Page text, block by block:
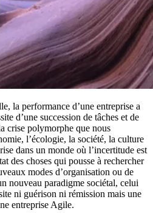
la performance d’une entreprise a
d’une succession de tâches et de
crise polymorphe que nous
l’écologie, la société, la culture
dans un monde où l’incertitude est
des choses qui pousse à rechercher
modes d’organisation ou de
nouveau paradigme sociétal, celui
ni guérison ni rémission mais une
entreprise Agile.